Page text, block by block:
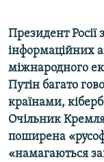
Усі сайти RFE/
Президент Росії
інформаційних
міжнародного
Путін багато
країнами,
Очільник
поширена
«намагаються